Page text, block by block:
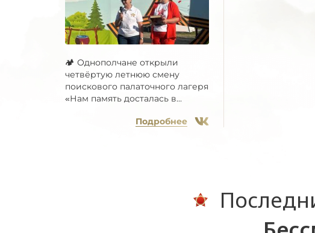
🏕 Однополчане открыли
четвёртую летнюю смену
поискового палаточного лагеря
«Нам память досталась в...
Подробнее